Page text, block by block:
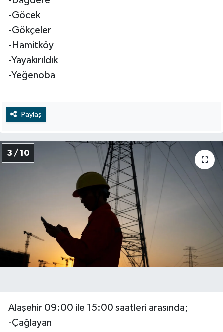
-Göcek
-Gökçeler
-Hamitköy
-Yayakırıldık
-Yeğenoba
Paylaş
3 / 10
Alaşehir 09:00 ile 15:00 saatleri arasında;
-Çağlayan